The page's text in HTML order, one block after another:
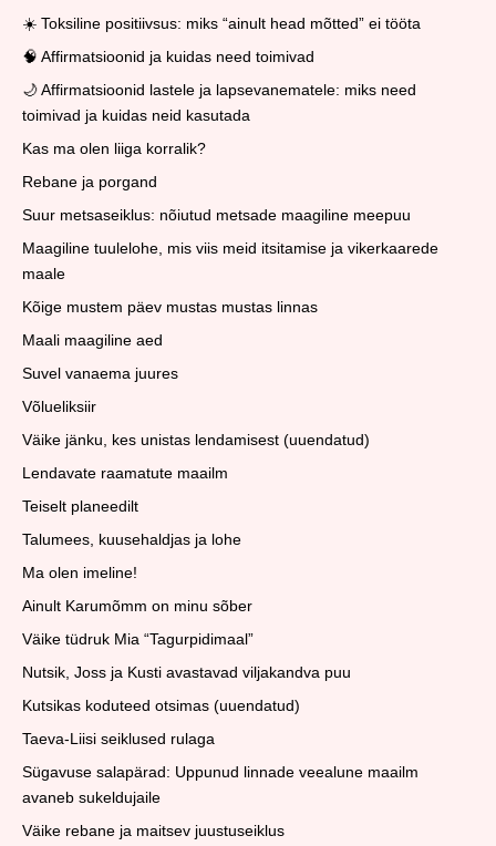
☀️ Toksiline positiivsus: miks “ainult head mõtted” ei tööta
🧠 Affirmatsioonid ja kuidas need toimivad
🌙 Affirmatsioonid lastele ja lapsevanematele: miks need
toimivad ja kuidas neid kasutada
Kas ma olen liiga korralik?
Rebane ja porgand
Suur metsaseiklus: nõiutud metsade maagiline meepuu
Maagiline tuulelohe, mis viis meid itsitamise ja vikerkaarede
maale
Kõige mustem päev mustas mustas linnas
Maali maagiline aed
Suvel vanaema juures
Võlueliksiir
Väike jänku, kes unistas lendamisest (uuendatud)
Lendavate raamatute maailm
Teiselt planeedilt
Talumees, kuusehaldjas ja lohe
Ma olen imeline!
Ainult Karumõmm on minu sõber
Väike tüdruk Mia “Tagurpidimaal”
Nutsik, Joss ja Kusti avastavad viljakandva puu
Kutsikas koduteed otsimas (uuendatud)
Taeva-Liisi seiklused rulaga
Sügavuse salapärad: Uppunud linnade veealune maailm
avaneb sukeldujaile
Väike rebane ja maitsev juustuseiklus